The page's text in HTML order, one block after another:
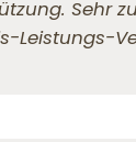
Sehr
Leistungs-